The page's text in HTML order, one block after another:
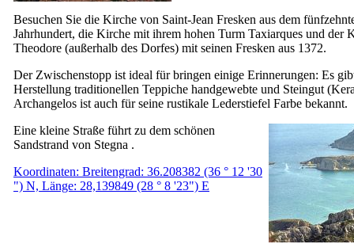
Besuchen Sie die Kirche von Saint-Jean Fresken aus dem
Jahrhundert, die Kirche mit ihrem hohen Turm Taxiarques und der
Theodore (außerhalb des Dorfes) mit seinen Fresken aus 1372.
Der Zwischenstopp ist ideal für bringen einige Erinnerungen: Es
Herstellung traditionellen Teppiche handgewebte und Steingut
Archangelos ist auch für seine rustikale Lederstiefel Farbe bekannt.
Eine kleine Straße führt zu dem schönen
Sandstrand von Stegna .
Koordinaten: Breitengrad: 36.208382 (36 ° 12 '30
") N, Länge: 28,139849 (28 ° 8 '23") E